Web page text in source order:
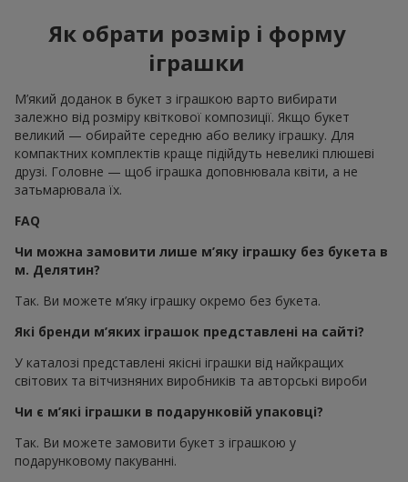
Як обрати розмір і форму
іграшки
М’який доданок в букет з іграшкою варто вибирати
залежно від розміру квіткової композиції. Якщо букет
великий — обирайте середню або велику іграшку. Для
компактних комплектів краще підійдуть невеликі плюшеві
друзі. Головне — щоб іграшка доповнювала квіти, а не
затьмарювала їх.
FAQ
Чи можна замовити лише м’яку іграшку без букета в
м. Делятин?
Так. Ви можете м’яку іграшку окремо без букета.
Які бренди м’яких іграшок представлені на сайті?
У каталозі представлені якісні іграшки від найкращих
світових та вітчизняних виробників та авторські вироби
Чи є м’які іграшки в подарунковій упаковці?
Так. Ви можете замовити букет з іграшкою у
подарунковому пакуванні.